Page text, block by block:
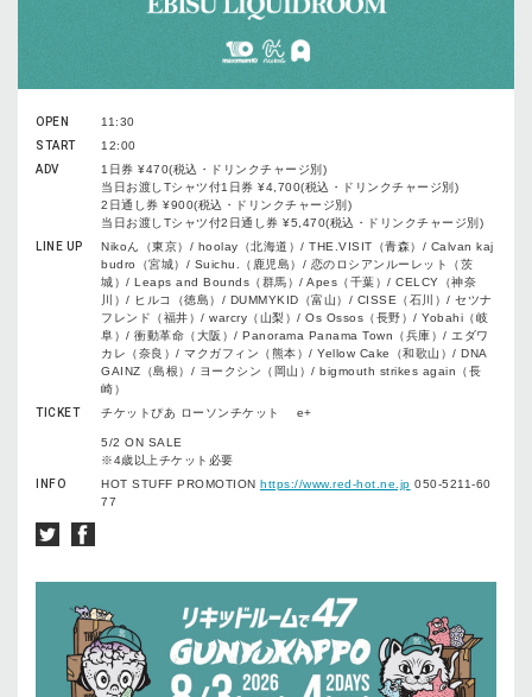
OPEN
11:30
START
12:00
ADV
1日券 ¥470(税込・ドリンクチャージ別)
当日お渡しTシャツ付1日券 ¥4,700(税込・ドリンクチャージ別)
2日通し券 ¥900(税込・ドリンクチャージ別)
当日お渡しTシャツ付2日通し券 ¥5,470(税込・ドリンクチャージ別)
LINE UP
Nikoん（東京）/ hoolay（北海道）/ THE.VISIT（青森）/ Calvan kaj
budro（宮城）/ Suichu.（鹿児島）/ 恋のロシアンルーレット（茨
城）/ Leaps and Bounds（群馬）/ Apes（千葉）/ CELCY（神奈
川）/ ヒルコ（徳島）/ DUMMYKID（富山）/ CISSE（石川）/ セツナ
フレンド（福井）/ warcry（山梨）/ Os Ossos（長野）/ Yobahi（岐
阜）/ 衝動革命（大阪）/ Panorama Panama Town（兵庫）/ エダワ
カレ（奈良）/ マクガフィン（熊本）/ Yellow Cake（和歌山）/ DNA
GAINZ（島根）/ ヨークシン（岡山）/ bigmouth strikes again（長
崎）
TICKET
チケットぴあ ローソンチケット e+
5/2 ON SALE
※4歳以上チケット必要
INFO
HOT STUFF PROMOTION https://www.red-hot.ne.jp 050-5211-60
77